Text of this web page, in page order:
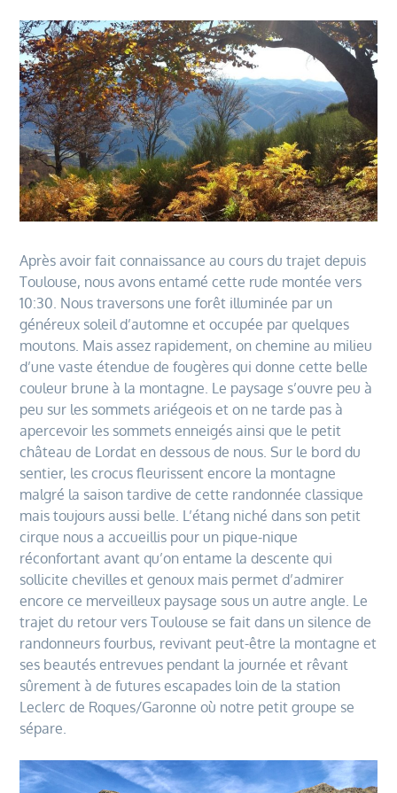
Après avoir fait connaissance au cours du trajet depuis
Toulouse, nous avons entamé cette rude montée vers
10:30. Nous traversons une forêt illuminée par un
généreux soleil d’automne et occupée par quelques
moutons. Mais assez rapidement, on chemine au milieu
d’une vaste étendue de fougères qui donne cette belle
couleur brune à la montagne. Le paysage s’ouvre peu à
peu sur les sommets ariégeois et on ne tarde pas à
apercevoir les sommets enneigés ainsi que le petit
château de Lordat en dessous de nous. Sur le bord du
sentier, les crocus fleurissent encore la montagne
malgré la saison tardive de cette randonnée classique
mais toujours aussi belle. L’étang niché dans son petit
cirque nous a accueillis pour un pique-nique
réconfortant avant qu’on entame la descente qui
sollicite chevilles et genoux mais permet d’admirer
encore ce merveilleux paysage sous un autre angle. Le
trajet du retour vers Toulouse se fait dans un silence de
randonneurs fourbus, revivant peut-être la montagne et
ses beautés entrevues pendant la journée et rêvant
sûrement à de futures escapades loin de la station
Leclerc de Roques/Garonne où notre petit groupe se
sépare.